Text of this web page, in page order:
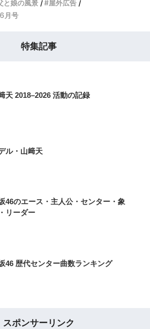
と娘の風景
屋外広告
月号
特集記事
天 2018–2026 活動の記録
ル・山﨑天
46のエース・主人公・センター・象
リーダー
46 歴代センター曲数ランキング
スポンサーリンク